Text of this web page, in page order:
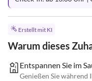
Erstellt mit KI
Warum dieses
Entspannen Sie im
Genießen Sie während